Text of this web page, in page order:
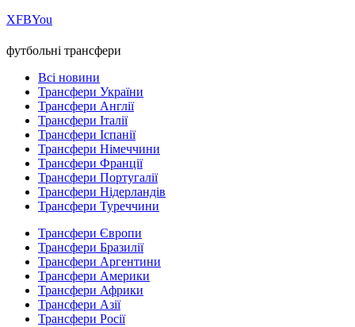
ХFBYou
футбольні трансфери
Всі новини
Трансфери України
Трансфери Англії
Трансфери Італії
Трансфери Іспанії
Трансфери Німеччини
Трансфери Франції
Трансфери Португалії
Трансфери Нідерландів
Трансфери Туреччини
Трансфери Європи
Трансфери Бразилії
Трансфери Аргентини
Трансфери Америки
Трансфери Африки
Трансфери Азії
Трансфери Росії